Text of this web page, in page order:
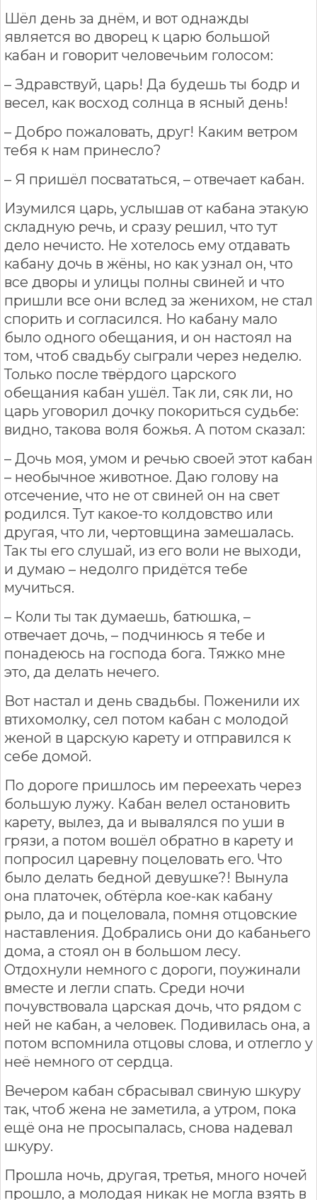
Шёл день за днём, и вот однажды
является во дворец к царю большой
кабан и говорит человечьим голосом:
– Здравствуй, царь! Да будешь ты бодр и
весел, как восход солнца в ясный день!
– Добро пожаловать, друг! Каким ветром
тебя к нам принесло?
– Я пришёл посвататься, – отвечает кабан.
Изумился царь, услышав от кабана этакую
складную речь, и сразу решил, что тут
дело нечисто. Не хотелось ему отдавать
кабану дочь в жёны, но как узнал он, что
все дворы и улицы полны свиней и что
пришли все они вслед за женихом, не стал
спорить и согласился. Но кабану мало
было одного обещания, и он настоял на
том, чтоб свадьбу сыграли через неделю.
Только после твёрдого царского
обещания кабан ушёл. Так ли, сяк ли, но
царь уговорил дочку покориться судьбе:
видно, такова воля божья. А потом сказал:
– Дочь моя, умом и речью своей этот кабан
– необычное животное. Даю голову на
отсечение, что не от свиней он на свет
родился. Тут какое-то колдовство или
другая, что ли, чертовщина замешалась.
Так ты его слушай, из его воли не выходи,
и думаю – недолго придётся тебе
мучиться.
– Коли ты так думаешь, батюшка, –
отвечает дочь, – подчинюсь я тебе и
понадеюсь на господа бога. Тяжко мне
это, да делать нечего.
Вот настал и день свадьбы. Поженили их
втихомолку, сел потом кабан с молодой
женой в царскую карету и отправился к
себе домой.
По дороге пришлось им переехать через
большую лужу. Кабан велел остановить
карету, вылез, да и вывалялся по уши в
грязи, а потом вошёл обратно в карету и
попросил царевну поцеловать его. Что
было делать бедной девушке?! Вынула
она платочек, обтёрла кое-как кабану
рыло, да и поцеловала, помня отцовские
наставления. Добрались они до кабаньего
дома, а стоял он в большом лесу.
Отдохнули немного с дороги, поужинали
вместе и легли спать. Среди ночи
почувствовала царская дочь, что рядом с
ней не кабан, а человек. Подивилась она, а
потом вспомнила отцовы слова, и отлегло у
неё немного от сердца.
Вечером кабан сбрасывал свиную шкуру
так, чтоб жена не заметила, а утром, пока
ещё она не просыпалась, снова надевал
шкуру.
Прошла ночь, другая, третья, много ночей
прошло, а молодая никак не могла взять в